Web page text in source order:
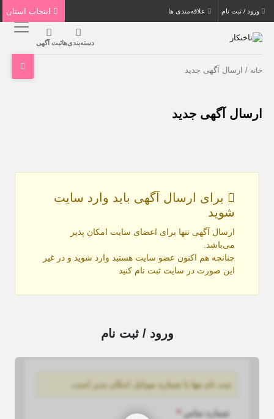
ورود / ثبت نام علاقه‌مندی ها
دسته‌بندی‌هاثبت آگهی
خانه / ارسال‌ آگهی جدید
ارسال‌ آگهی جدید
برای ارسال آگهی باید وارد سایت
شوید
ارسال آگهی تنها برای اعضای سایت امکان پذیر
می‌باشد.
چنانچه هم‌ اکنون عضو سایت هستید وارد شوید و در غیر
این صورت در سایت ثبت نام کنید
ورود / ثبت نام
ثبت نام تنها با شماره موبایل امکان پذیر است.
شماره تماس *